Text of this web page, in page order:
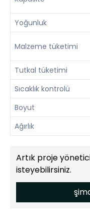
Yoğunluk
Malzeme tüketimi
Tutkal tüketimi
Sıcaklık kontrolü
Boyut
Ağırlık
Artık proje
isteyebilirsiniz.